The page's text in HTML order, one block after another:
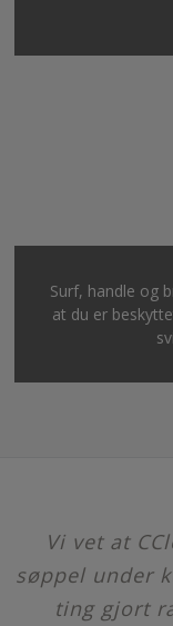
Surf, handle og
at du er
Vi vet at
søppel under
ting gjort